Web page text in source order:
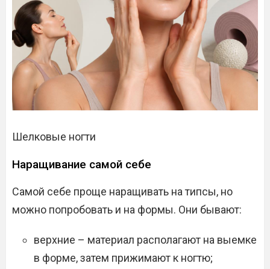
Шелковые ногти
Наращивание самой себе
Самой себе проще наращивать на типсы, но
можно попробовать и на формы. Они бывают:
верхние – материал располагают на выемке
в форме, затем прижимают к ногтю;